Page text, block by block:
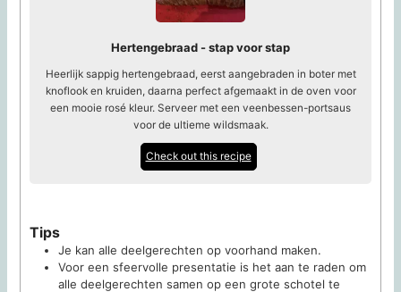
Hertengebraad - stap voor stap
Heerlijk sappig hertengebraad, eerst aangebraden in boter met
knoflook en kruiden, daarna perfect afgemaakt in de oven voor
een mooie rosé kleur. Serveer met een veenbessen-portsaus
voor de ultieme wildsmaak.
Check out this recipe
Tips
Je kan alle deelgerechten op voorhand maken.
Voor een sfeervolle presentatie is het aan te raden om
alle deelgerechten samen op een grote schotel te